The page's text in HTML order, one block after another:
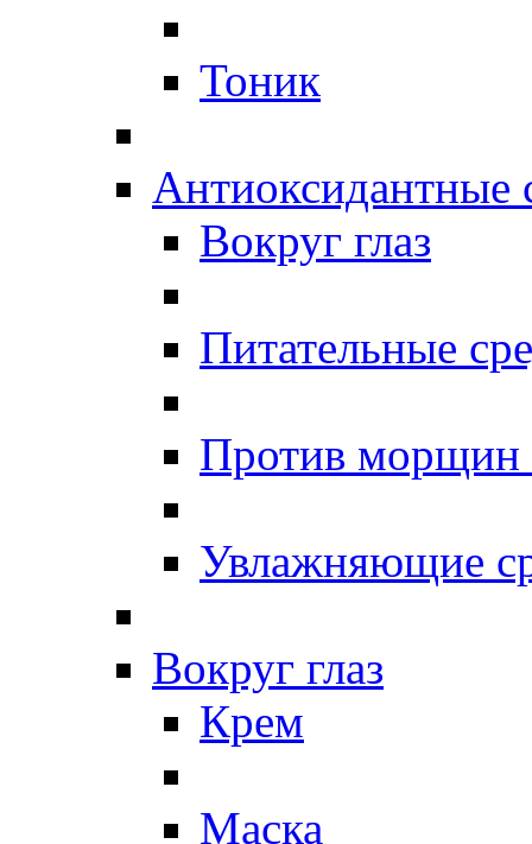
Тоник
Антиоксидантные
Вокруг глаз
Питательные
Против
Увлажняющие
Вокруг глаз
Крем
Маска